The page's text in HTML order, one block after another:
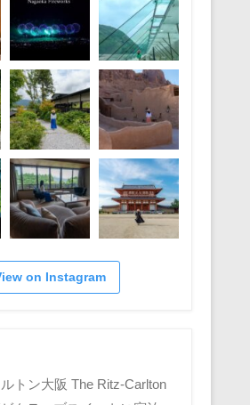
on Instagram
ルトン大阪 The Ritz-Carlton